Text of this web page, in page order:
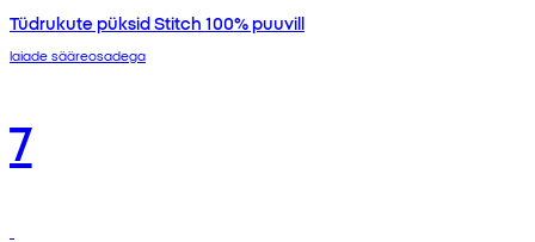
Tüdrukute püksid Stitch 100% puuvill
laiade sääreosadega
7